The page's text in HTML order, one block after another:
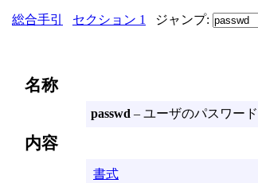
総合手引 セクション 1 ジャンプ:
名称
passwd – ユーザのパスワー
内容
書式